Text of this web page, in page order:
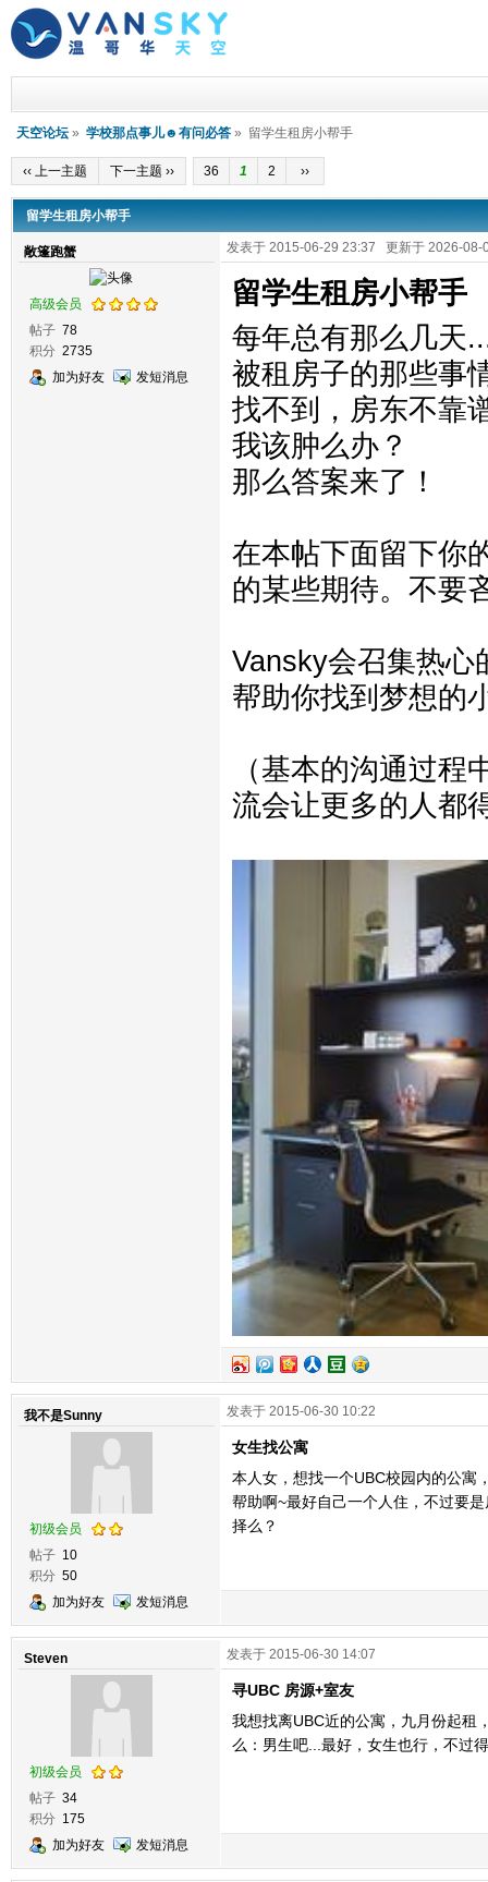
天空论坛 » 学校那点事儿☻有问必答 » 留学生租房小帮手
‹‹ 上一主题 下一主题 ›› 36 1 2 ››
留学生租房小帮手
敞篷跑蟹
高级会员
帖子 78
积分 2735
加为好友
发短消息
发表于 2015-06-29 23:37 更新于 2026-
留学生租房小帮手
每年总有那么几天
被租房子的那些事
找不到，房东不靠
我该肿么办？
那么答案来了！
在本帖下面留下你
的某些期待。不要
Vansky会召集热心
帮助你找到梦想的
（基本的沟通过程
流会让更多的人都
我不是Sunny
初级会员
帖子 10
积分 50
加为好友
发短消息
发表于 2015-06-30 10:22
女生找公寓
本人女，想找一个UBC校园内的公寓
帮助啊~最好自己一个人住，不过要
择么？
Steven
初级会员
帖子 34
积分 175
加为好友
发短消息
发表于 2015-06-30 14:07
寻UBC 房源+室友
我想找离UBC近的公寓，九月份起租
么：男生吧...最好，女生也行，不过